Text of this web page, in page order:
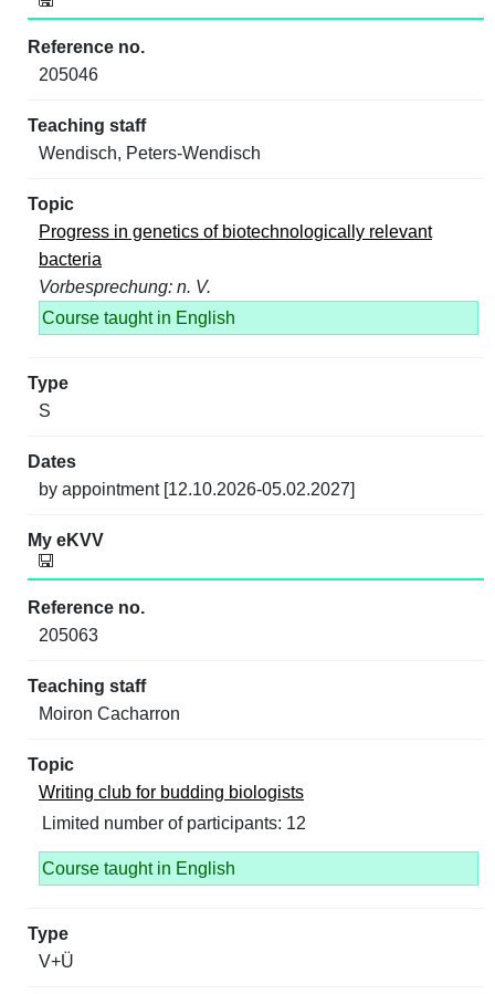
205046
Wendisch, Peters-Wendisch
Progress in genetics of biotechnologically relevant
bacteria
Vorbesprechung: n. V.
Course taught in English
S
by appointment [12.10.2026-05.02.2027]
205063
Moiron Cacharron
Writing club for budding biologists
Limited number of participants: 12
Course taught in English
V+Ü